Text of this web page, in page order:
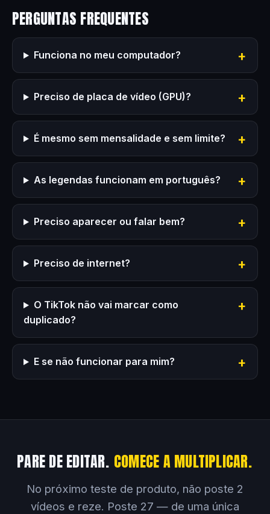
PERGUNTAS FREQUENTES
Funciona no meu computador?
Preciso de placa de vídeo (GPU)?
É mesmo sem mensalidade e sem limite?
As legendas funcionam em português?
Preciso aparecer ou falar bem?
Preciso de internet?
O TikTok não vai marcar como
duplicado?
E se não funcionar para mim?
PARE DE EDITAR. COMECE A MULTIPLICAR.
No próximo teste de produto, não poste 2
vídeos e reze. Poste 27 — de uma única